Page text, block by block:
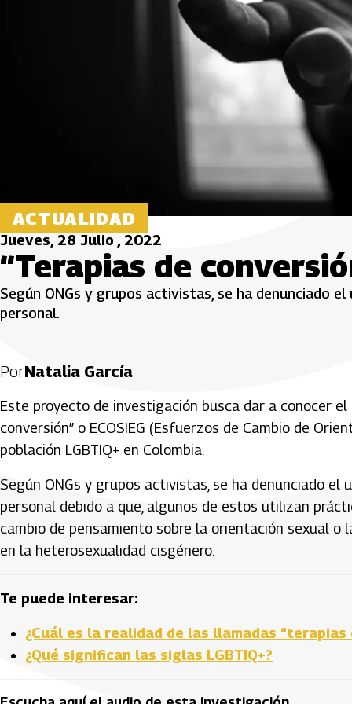
ACTUALIDAD
Jueves, 28 Julio , 2022
“Terapias de
Según ONGs y grupos activistas, se ha denunciado
personal.
PorNatalia García
Este proyecto de investigación busca dar a conocer
conversión” o ECOSIEG (Esfuerzos de Cambio de
población LGBTIQ+ en Colombia.
Según ONGs y grupos activistas, se ha denunciado
personal debido a que, algunos de estos utilizan
cambio de pensamiento sobre la orientación sexual
en la heterosexualidad cisgénero.
Te puede interesar:
¿Cuál es la realidad de las llamadas “terapias
¿Qué significan las siglas LGBTIQ+?